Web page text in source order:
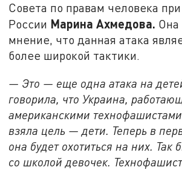
Совета по правам человека
России Марина Ахмедова. Она
мнение, что данная атака
более широкой тактики.
— Это — еще одна атака на
говорила, что Украина,
американскими
взяла цель — дети. Теперь в
она будет охотиться на них. Так
со школой девочек.